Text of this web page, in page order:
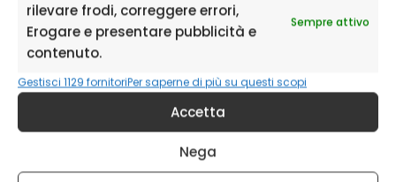
rilevare frodi, correggere errori,
Erogare e presentare pubblicità e
contenuto.
Sempre attivo
Gestisci 1129 fornitoriPer saperne di più su questi scopi
Accetta
Nega